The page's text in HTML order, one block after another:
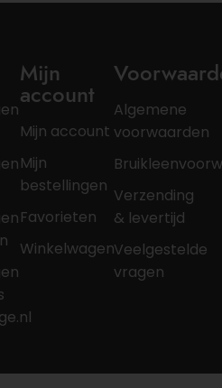
Mijn
account
Mijn account
Mijn
bestellingen
Favorieten
Winkelwagen
Algemene
voorwaarden
Verzending
& levertijd
Veelgestelde
vragen